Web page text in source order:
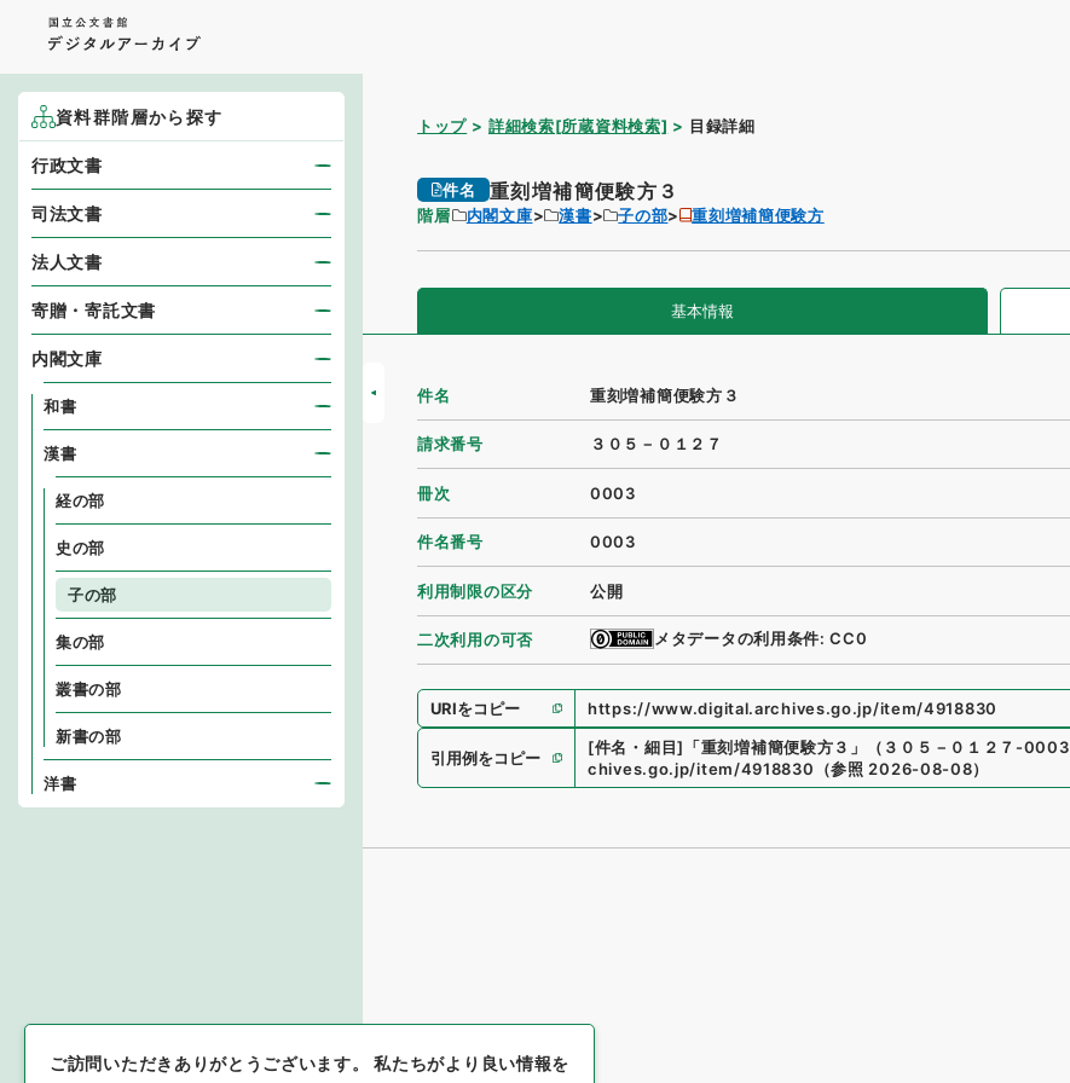
トップ 詳細検索[所蔵資料検索] 目録詳細
件名 重刻増補簡便験方３
階層 内閣文庫 漢書 子の部 重刻増補簡便験方
基本情報
件名 重刻増補簡便験方３
請求番号 ３０５－０１２７
冊次 0003
件名番号 0003
利用制限の区分 公開
二次利用の可否 メタデータの利用条件: CC0
URIをコピー https://www.digital.archives.go.jp/item/4918830
引用例をコピー
[件名・細目] 「重刻増補簡便験方３ 」 （ ３０５－０１２７-0003
chives.go.jp/item/4918830 （参照 2026-08-08）
資料群階層から探す
行政文書
司法文書
法人文書
寄贈・寄託文書
内閣文庫
和書
漢書
経の部
史の部
子の部
集の部
叢書の部
新書の部
洋書
ご訪問いただきありがとうございます。私たちがより良い情報を